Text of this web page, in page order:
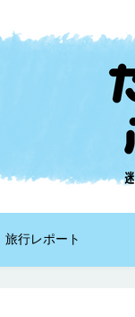
旅行レポート